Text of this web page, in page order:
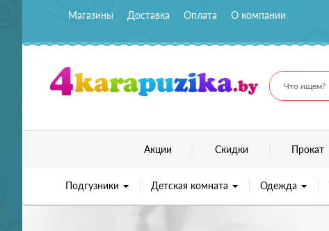
Магазины Доставка Оплата О компании
Что ищем?
Акции Скидки Прокат
Подгузники Детская комната Одежда